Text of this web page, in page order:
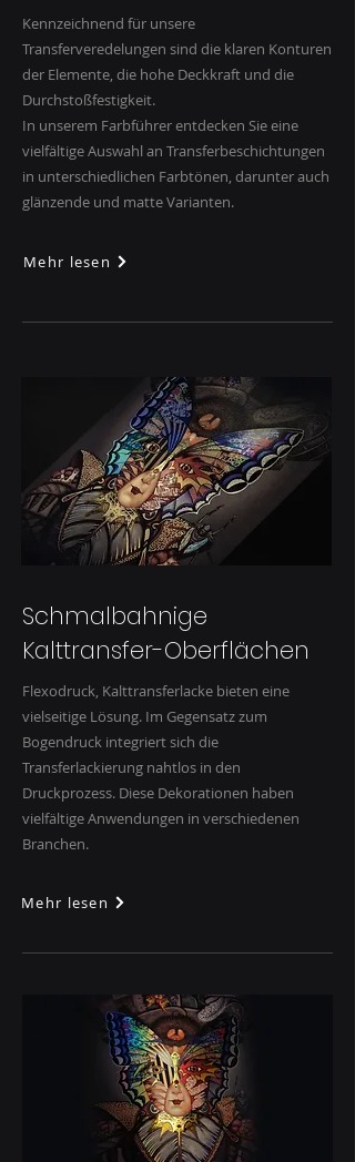
Kennzeichnend für unsere
Transferveredelungen sind die klaren Konturen
der Elemente, die hohe Deckkraft und die
Durchstoßfestigkeit.
In unserem Farbführer entdecken Sie eine
vielfältige Auswahl an Transferbeschichtungen
in unterschiedlichen Farbtönen, darunter auch
glänzende und matte Varianten.
Mehr lesen
Schmalbahnige
Kalttransfer-Oberflächen
Flexodruck, Kalttransferlacke bieten eine
vielseitige Lösung. Im Gegensatz zum
Bogendruck integriert sich die
Transferlackierung nahtlos in den
Druckprozess. Diese Dekorationen haben
vielfältige Anwendungen in verschiedenen
Branchen.
Mehr lesen